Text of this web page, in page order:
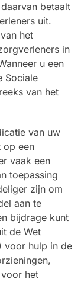
betaalt
uit.
het
in
u een
Sociale
van het
van uw
op een
vaak een
toepassing
zijn om
aan te
bijdrage kunt
de Wet
voor hulp in de
het